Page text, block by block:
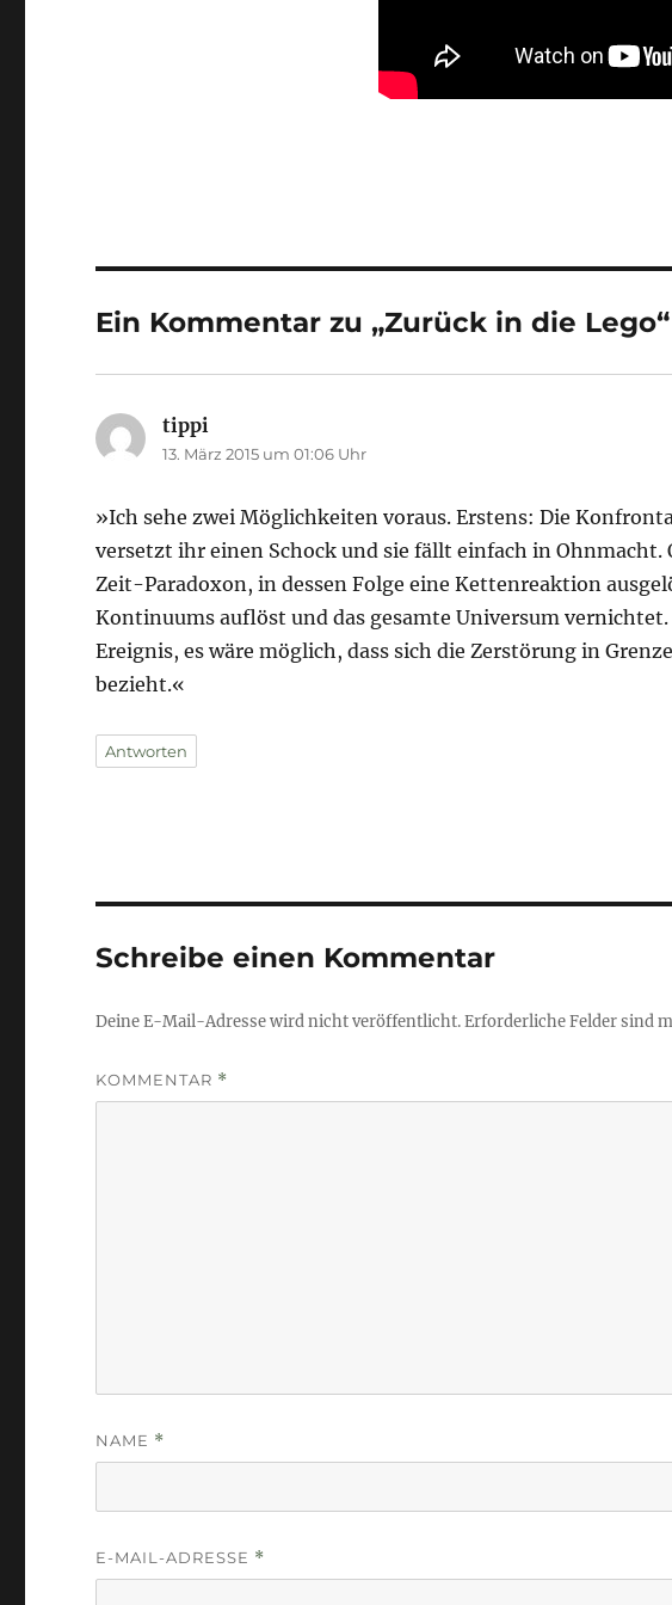
Ein Kommentar zu „Zurück in die Lego“
tippi
13. März 2015 um 01:06 Uhr
»Ich sehe zwei Möglichkeiten voraus. Erstens: Die
versetzt ihr einen Schock und sie fällt einfach in
Zeit-Paradoxon, in dessen Folge eine Kettenreaktion
Kontinuums auflöst und das gesamte Universum
Ereignis, es wäre möglich, dass sich die Zerstörung in
bezieht.«
Antworten
Schreibe einen Kommentar
Deine E-Mail-Adresse wird nicht veröffentlicht.Erforderliche Felder sind
KOMMENTAR *
NAME *
E-MAIL-ADRESSE *